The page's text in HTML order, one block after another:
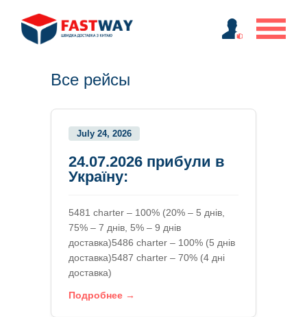
Все рейсы
July 24, 2026
24.07.2026 прибули в
Україну:
5481 charter – 100% (20% – 5 днів,
75% – 7 днів, 5% – 9 днів
доставка)5486 charter – 100% (5 днів
доставка)5487 charter – 70% (4 дні
доставка)
Подробнее →